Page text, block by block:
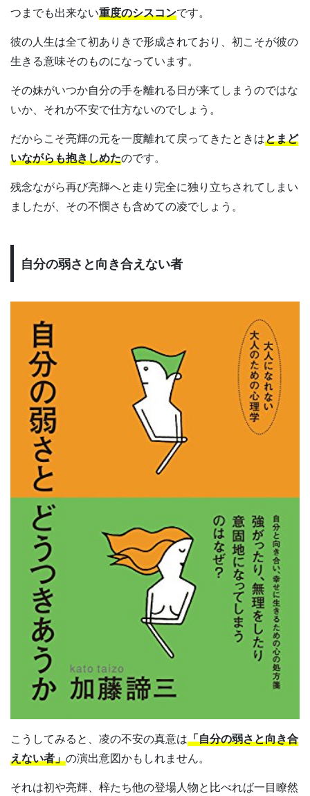
つまでも出来ない重度のシスコンです。
彼の人生は全て初ありきで形成されており、初こそが彼の
生きる意味そのものになっています。
その妹がいつか自分の手を離れる日が来てしまうのではな
いか、それが不安で仕方ないのでしょう。
だからこそ亮輝の元を一度離れて戻ってきたときはとまど
いながらも抱きしめたのです。
残念ながら再び亮輝へと走り完全に独り立ちされてしまい
ましたが、その不憫さも含めての凌でしょう。
自分の弱さと向き合えない者
こうしてみると、凌の不安の真意は「自分の弱さと向き合
えない者」の演出意図かもしれません。
それは初や亮輝、梓たち他の登場人物と比べれば一目瞭然